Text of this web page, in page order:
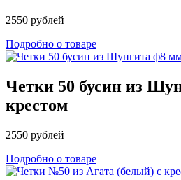
2550 рублей
Подробно о товаре
Четки 50 бусин из
крестом
2550 рублей
Подробно о товаре